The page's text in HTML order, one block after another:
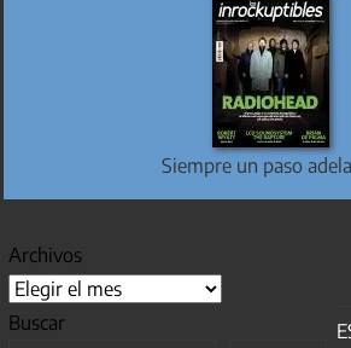
Siempre un paso
Archivos
Buscar